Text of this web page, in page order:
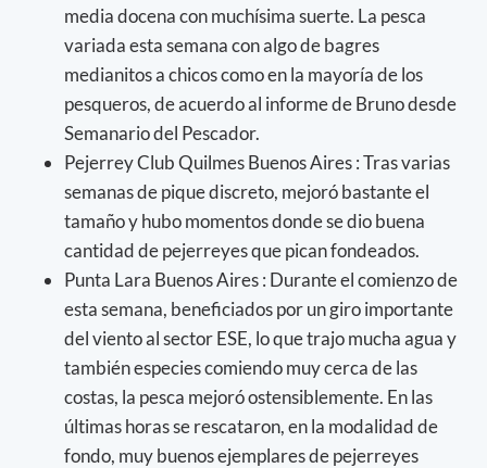
media docena con muchísima suerte. La pesca
variada esta semana con algo de bagres
medianitos a chicos como en la mayoría de los
pesqueros, de acuerdo al informe de Bruno desde
Semanario del Pescador.
Pejerrey Club Quilmes Buenos Aires : Tras varias
semanas de pique discreto, mejoró bastante el
tamaño y hubo momentos donde se dio buena
cantidad de pejerreyes que pican fondeados.
Punta Lara Buenos Aires : Durante el comienzo de
esta semana, beneficiados por un giro importante
del viento al sector ESE, lo que trajo mucha agua y
también especies comiendo muy cerca de las
costas, la pesca mejoró ostensiblemente. En las
últimas horas se rescataron, en la modalidad de
fondo, muy buenos ejemplares de pejerreyes